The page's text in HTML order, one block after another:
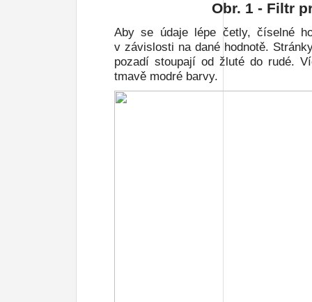
Obr. 1 - Filtr
Aby se údaje lépe četly, číselné
v závislosti na dané hodnotě.
pozadí stoupají od žluté do rudé.
tmavě modré barvy.